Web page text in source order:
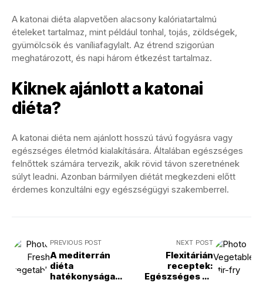
A katonai diéta alapvetően alacsony kalóriatartalmú
ételeket tartalmaz, mint például tonhal, tojás, zöldségek,
gyümölcsök és vaníliafagylalt. Az étrend szigorúan
meghatározott, és napi három étkezést tartalmaz.
Kiknek ajánlott a katonai
diéta?
A katonai diéta nem ajánlott hosszú távú fogyásra vagy
egészséges életmód kialakítására. Általában egészséges
felnőttek számára tervezik, akik rövid távon szeretnének
súlyt leadni. Azonban bármilyen diétát megkezdeni előtt
érdemes konzultálni egy egészségügyi szakemberrel.
PREVIOUS POST
A mediterrán
diéta
hatékonysága
NEXT POST
Flexitárián
receptek:
Egészséges és